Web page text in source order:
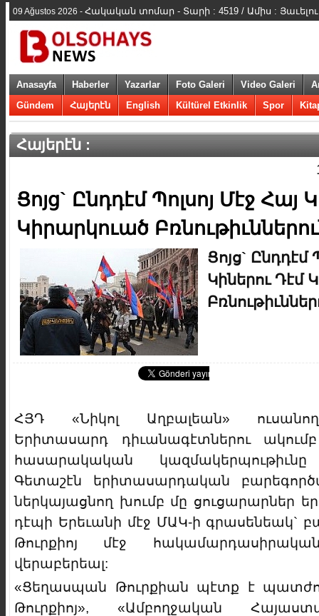
09 Ağustos 2026 - Հակական տոմար - Տարի : 4519 / Ամիս :
Anasayfa Haberler Yazarlar Foto Galeri Video Galeri
Gündem
Հայերէն English Kültürel Etkinlik Spor
Հայերէն :
Ցոյց` Ընդդէմ Պոլսոյ Մէջ Հայ
Կիրարկուած
Ցոյց` Ընդդէմ
Կիներու Դէմ
ՀՅԴ «Նիկոլ Աղբալեան»
Երիտասարդ դիւանագէտներու
հասարակական
Գետաշէն երիտասարդական
ներկայացնող խումբ մը ցուցարարներ
դէպի Երեւանի մէջ ՄԱԿ-ի գրասենեակ`
Թուրքիոյ մէջ հակամարդասիրական
վերաբերեալ:
«Ցեղասպան Թուրքիան պէտք է
Թուրքիոյ», «Ամբողջական